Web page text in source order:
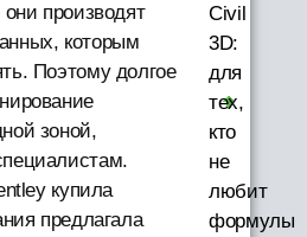
производят
которым
Поэтому долгое
зоной,
купила
предлагала
Civil
3D:
для
тех,
кто
не
любит
формулы